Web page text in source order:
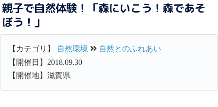
親子で自然体験！「森にいこう！森であそ
ぼう！」
【カテゴリ】 自然環境
自然とのふれあい
【開催日】2018.09.30
【開催地】滋賀県